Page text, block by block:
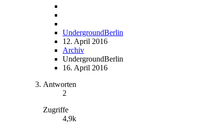
UndergroundBerlin
12. April 2016
Archiv
UndergroundBerlin
16. April 2016
Antworten
2
Zugriffe
4,9k